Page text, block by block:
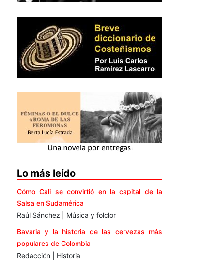
Lo más leído
Cómo Cali se convirtió en la capital de la
Salsa en Sudamérica
Raúl Sánchez | Música y folclor
Bavaria y la historia de las cervezas más
populares de Colombia
Redacción | Historia